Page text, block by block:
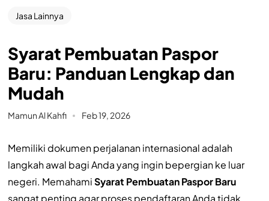
Jasa Lainnya
Syarat Pembuatan Paspor
Baru: Panduan Lengkap dan
Mudah
Mamun Al Kahfi Feb 19, 2026
Memiliki dokumen perjalanan internasional adalah
langkah awal bagi Anda yang ingin bepergian ke luar
negeri. MemahamiSyarat Pembuatan Paspor Baru
sangat penting agar proses pendaftaran Anda tidak